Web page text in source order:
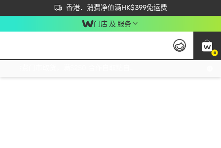
香港．消费净值满HK$399免运费
立即成为易赏钱会员尽享独家优惠
首次APP下单买满$450 输入 NEWAPP 即减$50
门店 及 服务
0